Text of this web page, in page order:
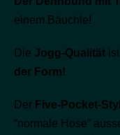
einem Bäuchle!
Die Jogg-Qualität
der Form!
Der Five-Pocket-
“normale Hose”